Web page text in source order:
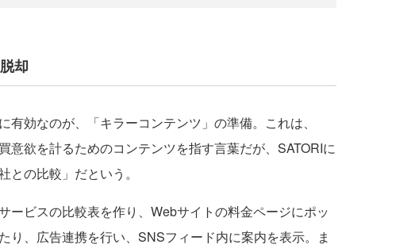
却
効なのが、「キラーコンテンツ」の準備。これは、
意欲を計るためのコンテンツを指す言葉だが、SATORIに
との比較」だという。
ービスの比較表を作り、Webサイトの料金ページにポッ
り、広告連携を行い、SNSフィード内に案内を表示。ま